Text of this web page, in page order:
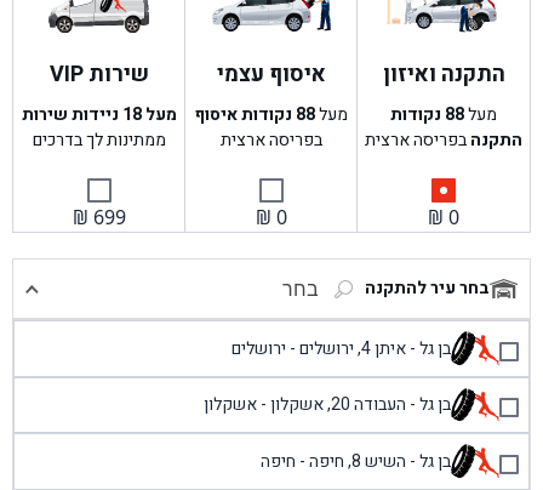
התקנה ואיזון
מעל88 נקודות
התקנהבפריסה ארצית
₪ 0
איסוף עצמי
מעל88 נקודות איסוף
בפריסה ארצית
₪ 0
שירות VIP
מעל 18 ניידות שירות
ממתינות לך בדרכים
₪ 699
בחר עיר להתקנה בחר
בן גל - איתן 4, ירושלים - ירושלים
בן גל - העבודה 20, אשקלון - אשקלון
בן גל - השיש 8, חיפה - חיפה